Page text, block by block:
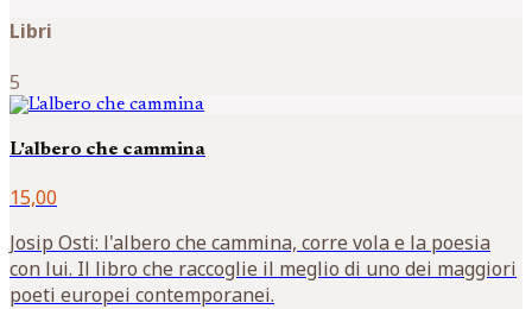
Libri
5
L'albero che cammina
15,00
Josip Osti: l'albero che cammina, corre vola e la poesia
con lui. Il libro che raccoglie il meglio di uno dei maggiori
poeti europei contemporanei.